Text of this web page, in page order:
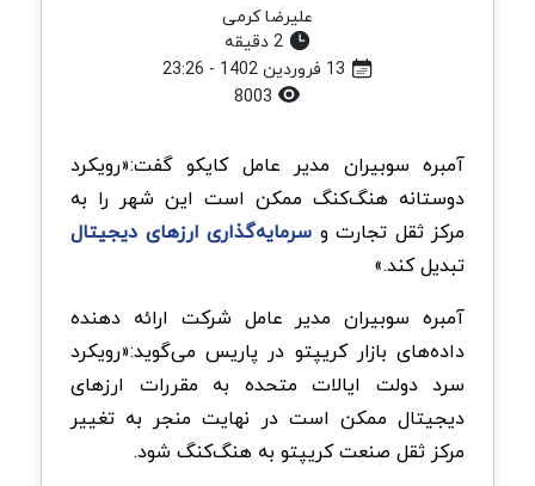
علیرضا کرمی
2 دقیقه
آمبره سوبیران مدیر عامل کایکو گفت:«رویکرد
دوستانه هنگ‌کنگ ممکن است این شهر را به
مرکز ثقل تجارت و سرمایه‌گذاری ارزهای دیجیتال
تبدیل کند.»
آمبره سوبیران مدیر عامل شرکت ارائه دهنده
داده‌های بازار کریپتو در پاریس می‌گوید:«رویکرد
سرد دولت ایالات متحده به مقررات ارزهای
دیجیتال ممکن است در نهایت منجر به تغییر
مرکز ثقل صنعت کریپتو به هنگ‌کنگ شود.